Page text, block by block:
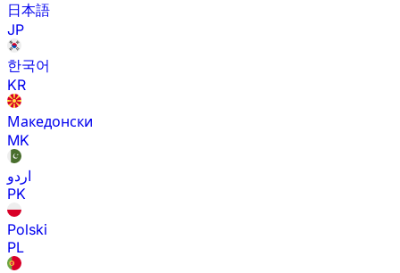
日本語
JP
한국어
KR
Македонски
MK
اردو
PK
Polski
PL